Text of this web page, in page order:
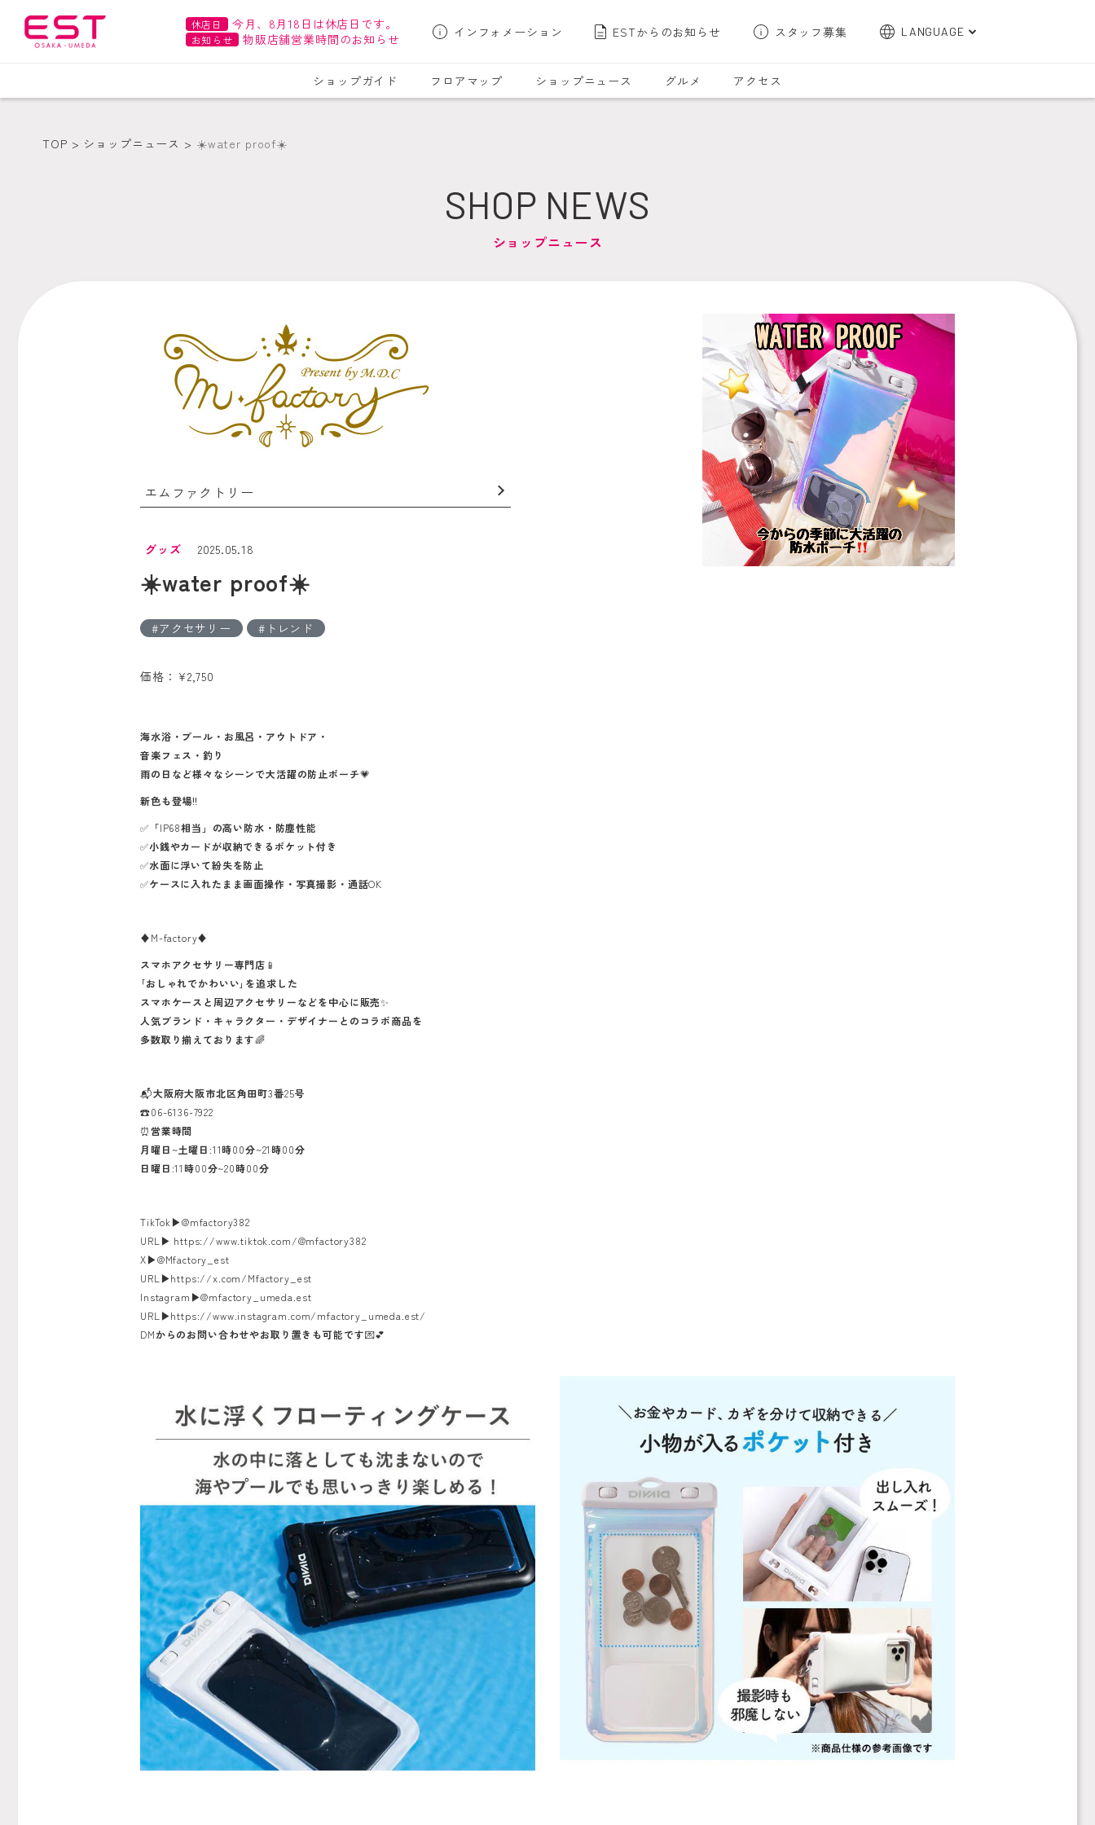
休店日 今月、8月18日は休店日です。
お知らせ 物販店舗営業時間のお知らせ インフォメーション ESTからのお知らせ スタッフ募集 LANGUAGE
한국어
ショップガイド フロアマップ ショップニュース グルメ アクセス
TOP ショップニュース ☀️water proof☀️
SHOP NEWS
ショップニュース
エムファクトリー
グッズ 2025.05.18
☀️water proof☀️
アクセサリー トレンド
価格：¥2,750
海水浴・プール・お風呂・アウトドア・
音楽フェス・釣り
雨の日など様々なシーンで大活躍の防止ポーチ💗
新色も登場‼️
✅ 「IP68相当」の高い防水・防塵性能
✅小銭やカードが収納できるポケット付き
✅水面に浮いて紛失を防止
✅ケースに入れたまま画面操作・写真撮影・通話OK
♦️M-factory♦️
スマホアクセサリー専門店 📱
｢おしゃれでかわいい｣を追求した
スマホケースと周辺アクセサリーなどを中心に販売✨
人気ブランド・キャラクター・デザイナーとのコラボ商品を
多数取り揃えております🌈
📬大阪府大阪市北区角田町3番25号
☎️06-6136-7922
⏰営業時間
月曜日~土曜日 :11時00分~21 時00分
日曜日 :11 時00分~20時00分
TikTok▶︎@mfactory382
URL ▶︎ https://www.tiktok.com/@mfactory382
X▶︎@Mfactory_est
URL ▶︎https://x.com/Mfactory_est
Instagram ▶︎@mfactory_umeda.est
URL ▶︎https://www.instagram.com/mfactory_umeda.est/
DMからのお問い合わせやお取り置きも可能です💌💕